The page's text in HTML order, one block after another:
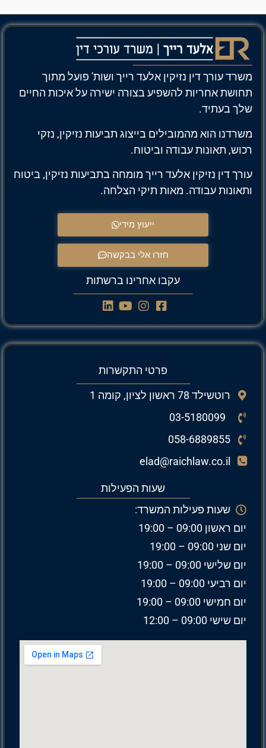
עורך דין נזיקין אלעד רייך ושות' פועל מתוך
אחריות להשפיע בצורה ישירה על איכות החיים
בעתיד.
הוא מהמובילים בייצוג תביעות נזיקין, נזקי
תאונות עבודה וביטוח.
דין נזיקין אלעד רייך מומחה בתביעות נזיקין, ביטוח
עבודה. מאות תיקי הצלחה.
ייעוץ מידי
חזרו אלי בבקשה
עקבו אחרינו ברשתות
פרטי התקשרות
רוטשילד 78 ראשון לציון, קומה 1
03-5180099
058-6889855
elad@raichlaw.co.il
שעות הפעילות
שעות פעילות המשרד:
יום ראשון 09:00 – 19:00
יום שני 09:00 – 19:00
יום שלישי 09:00 – 19:00
יום רביעי 09:00 – 19:00
יום חמישי 09:00 – 19:00
יום שישי 09:00 – 12:00